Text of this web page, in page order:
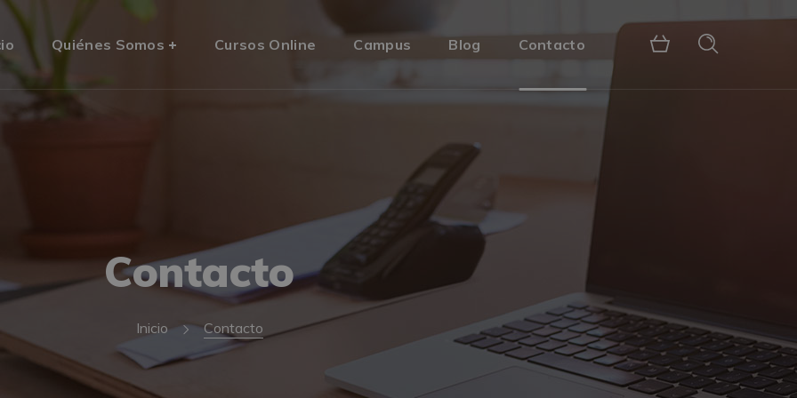
Quiénes Somos Cursos Online Campus Blog Contacto
Contacto
Inicio Contacto